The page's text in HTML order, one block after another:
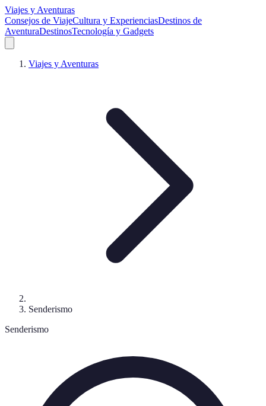
Viajes y Aventuras
Consejos de ViajeCultura y ExperienciasDestinos de
AventuraDestinosTecnología y Gadgets
Viajes y Aventuras
Senderismo
Senderismo